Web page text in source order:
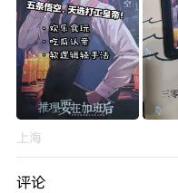
上海
评论